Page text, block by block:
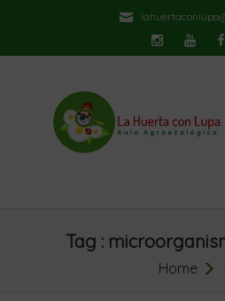
Tag :
Home